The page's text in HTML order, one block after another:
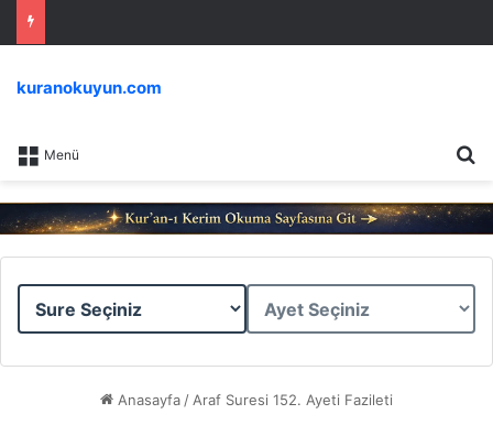
Menü
kuranokuyun.com
Sure
Ayet
Anasayfa / Araf Suresi 152. Ayeti Fazileti